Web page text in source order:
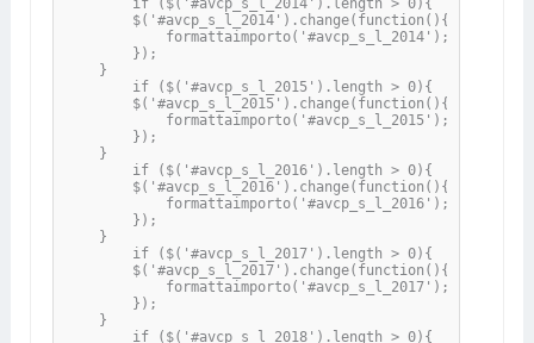
        $('#avcp_s_l_2014').change(function(){
            formattaimporto('#avcp_s_l_2014');
        });
    }
        $('#avcp_s_l_2015').change(function(){
            formattaimporto('#avcp_s_l_2015');
        });
    }
        $('#avcp_s_l_2016').change(function(){
            formattaimporto('#avcp_s_l_2016');
        });
    }
        $('#avcp_s_l_2017').change(function(){
            formattaimporto('#avcp_s_l_2017');
        });
    }